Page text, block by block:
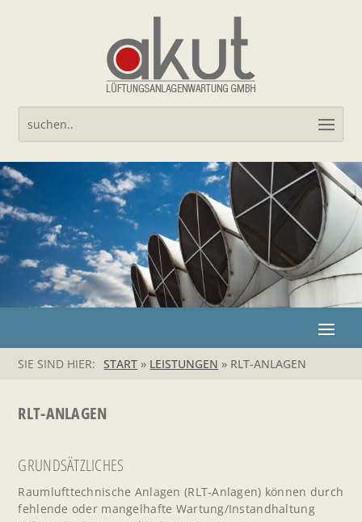
SIE SIND HIER: START » LEISTUNGEN » RLT-ANLAGEN
RLT-ANLAGEN
GRUNDSÄTZLICHES
Raumlufttechnische Anlagen (RLT-Anlagen) können durch
fehlende oder mangelhafte Wartung/Instandhaltung